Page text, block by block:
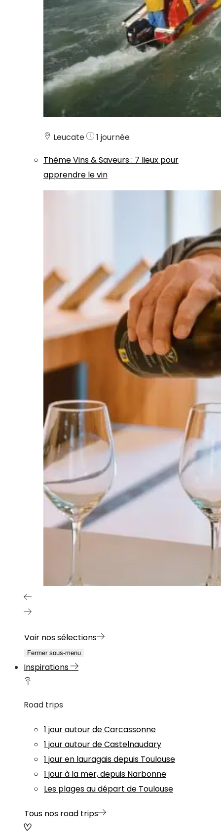
Leucate
1 journée
ThèmeVins & Saveurs: 7 lieux pour
apprendre le vin
Voir nos sélections
Fermer sous-menu
Inspirations
Road trips
1 jour autour de Carcassonne
1 jour autour de Castelnaudary
1 jour en lauragais depuis Toulouse
1 jour à la mer, depuis Narbonne
Les plages au départ de Toulouse
Tous nos road trips